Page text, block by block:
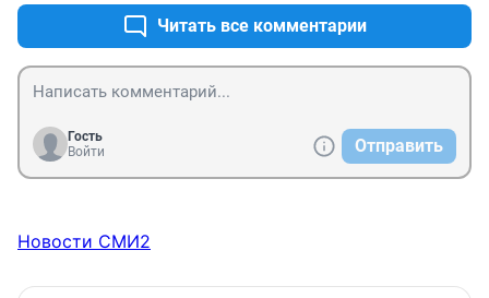
Читать все комментарии
Гость
Войти
Отправить
Новости СМИ2